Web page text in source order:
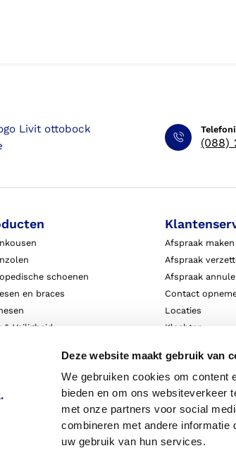
Deze website maakt gebruik van
We gebruiken cookies om content
bieden en om ons websiteverkeer
met onze partners voor social
combineren met andere
uw gebruik van hun services.
(088)
schoenen
en braces
& Veiligheid
Afspraak maken
Afspraak
Afspraak
Contact
Locaties
Klachten